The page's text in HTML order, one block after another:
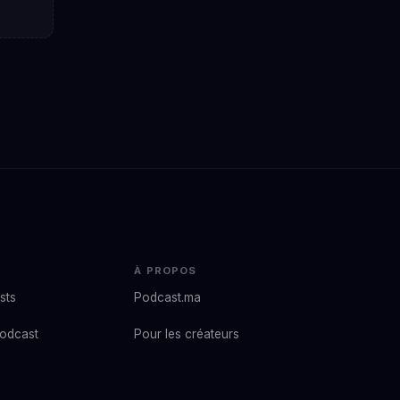
À PROPOS
Podcast.ma
Pour les créateurs